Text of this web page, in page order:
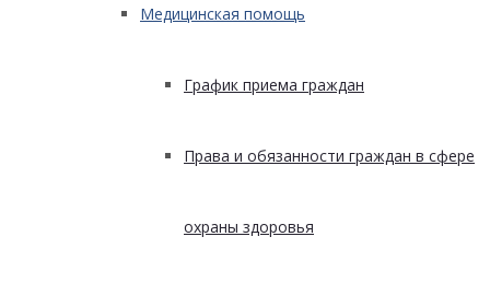
Медицинская помощь
График приема граждан
Права и обязанности граждан в сфере
охраны здоровья